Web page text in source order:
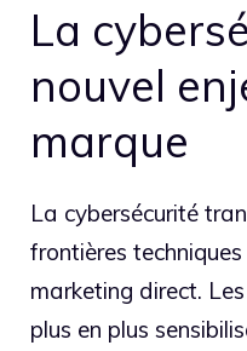
La
nouvel
marque
La cybersécurité
frontières
marketing direct.
plus en plus